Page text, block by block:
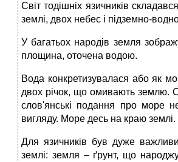
Світ тодішніх язичників
землі, двох небес і підземно-
У багатьох народів земля
площина, оточена водою.
Вода конкретизувалася або як
двох річок, що омивають землю.
слов'янські подання про море
вигляду. Море десь на краю землі.
Для язичників був дуже
землі: земля – ґрунт, що